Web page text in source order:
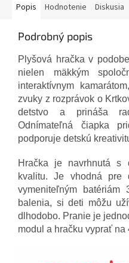
Popis Hodnotenie Diskusia
Podrobný popis
Plyšová hračka v
nielen mäkkým
interaktívnym
zvuky z rozprávok o
detstvo a prináša
Odnímateľná čiapka
podporuje detskú
Hračka je navrhnutá s
kvalitu. Je vhodná
vymeniteľným batériám
balenia, si deti môžu
dlhodobo. Pranie je
modul a hračku vyprať na